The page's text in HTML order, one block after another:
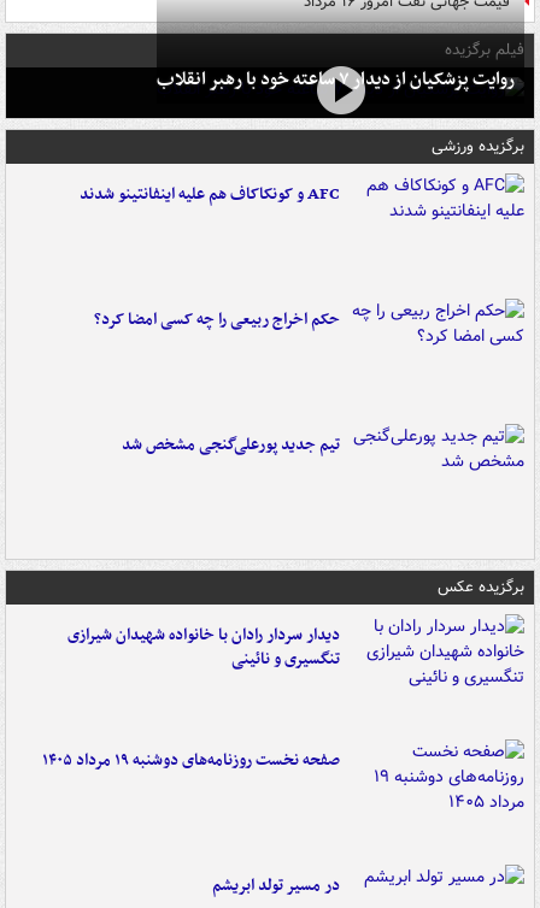
فیلم برگزیده
روایت پزشکیان از دیدار ۷ ساعته خود با رهبر انقلاب
برگزیده ورزشی
AFC و کونکاکاف هم علیه اینفانتینو شدند
حکم اخراج ربیعی را چه کسی امضا کرد؟
تیم جدید پورعلی‌گنجی مشخص شد
برگزیده عکس
دیدار سردار رادان با خانواده‌ شهیدان شیرازی
تنگسیری و نائینی
صفحه نخست روزنامه‌های دوشنبه ۱۹ مرداد ۱۴۰۵
در مسیر تولد ابریشم